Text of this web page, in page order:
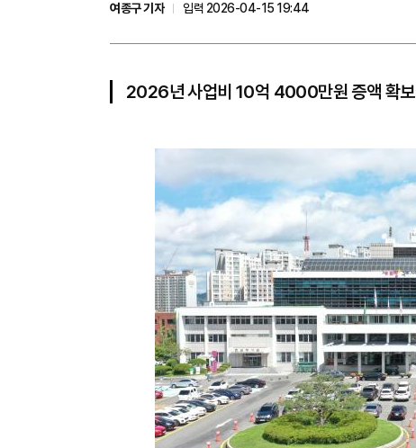
여종구 기자
입력 2026-04-15 19:44
2026년 사업비 10억 4000만원 증액 확보